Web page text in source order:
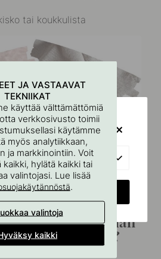
tai koukkulista
vai vuosisadan
eroa niillä on?
JA VASTAAVAT
TEKNIIKAT
käyttää välttämättömiä
verkkosivusto toimii
käytämme
myös analytiikkaan,
ja markkinointiin. Voit
kaikki, hylätä kaikki tai
valintojasi. Lue lisää
.
valintoja
kaikki
VISIT?
COUNTRY